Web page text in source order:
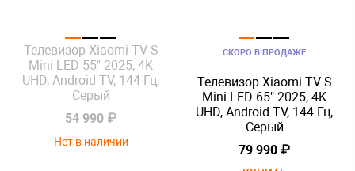
Телевизор Xiaomi TV S
Mini LED 55" 2025, 4K
UHD, Android TV, 144 Гц,
Серый
54 990 ₽
Нет в наличии
СКОРО В ПРОДАЖЕ
Телевизор Xiaomi TV S
Mini LED 65" 2025, 4K
UHD, Android TV, 144 Гц,
Серый
79 990 ₽